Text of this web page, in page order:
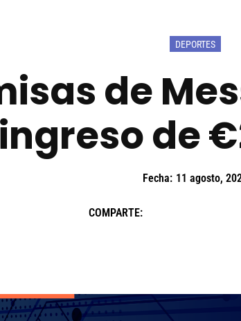
DEPORTES
de
de
Fecha: 11 agosto,
COMPARTE: